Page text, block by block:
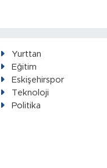
Yurttan
Eğitim
Eskişehirspor
Teknoloji
Politika